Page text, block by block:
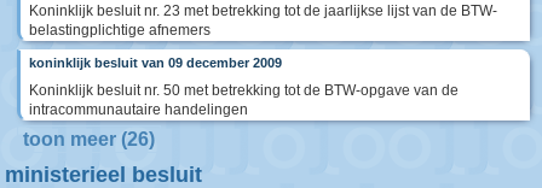
Koninklijk besluit nr. 23 met betrekking tot de jaarlijkse lijst van de BTW-
belastingplichtige afnemers
koninklijk besluit van 09 december 2009
Koninklijk besluit nr. 50 met betrekking tot de BTW-opgave van de
intracommunautaire handelingen
toon meer (26)
ministerieel besluit